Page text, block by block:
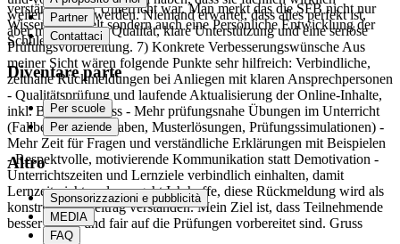
weitergebracht werden. Niemand erwartet, dass alles perfekt ist,
aber man erwartet Qualität, klare Unterstützung und eine seriöse
Prüfungsvorbereitung. 7) Konkrete Verbesserungswünsche Aus
meiner Sicht wären folgende Punkte sehr hilfreich: Verbindliche,
zeitnahe Rückmeldungen bei Anliegen mit klaren Ansprechpersonen
- Qualitätsprüfung und laufende Aktualisierung der Online-Inhalte,
inkl. Bugfix-Prozess - Mehr prüfungsnahe Übungen im Unterricht
(Fallbeispiele, Aufgaben, Musterlösungen, Prüfungssimulationen) -
Mehr Zeit für Fragen und verständliche Erklärungen mit Beispielen
- Respektvolle, motivierende Kommunikation statt Demotivation -
Unterrichtszeiten und Lernziele verbindlich einhalten, damit
Lernzeit nicht verloren geht Ich hoffe, diese Rückmeldung wird als
konstruktiver Beitrag verstanden. Mein Ziel ist, dass Teilnehmende
besser lernen und fair auf die Prüfungen vorbereitet sind. Gruss
verständlich der Unterricht war. Man merkt das die SFB nicht nur
Wissen vermittelt sondern auch eine Persönliche Entwicklung der
Schüler fördert.
Partner
Contattaci
Diventare parte
Per scuole
Per aziende
Altro
Sponsorizzazioni e pubblicità
MEDIA
FAQ